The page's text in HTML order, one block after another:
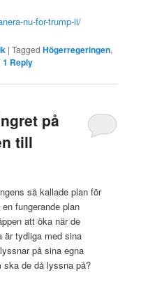
nu-for-trump-ii/
|Tagged Högerregeringen,
|1 Reply
på
till
så kallade plan för
fungerande plan
att öka när de
är tydliga med sina
på sina egna
ska de då lyssna på?